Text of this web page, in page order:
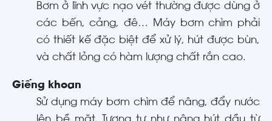
Bơm ở lĩnh vực nạo vét thường được dùng ở
các bến, cảng, đê… Máy bơm chìm phải
có thiết kế đặc biệt để xử lý, hút được bùn,
và chất lỏng có hàm lượng chất rắn cao.
Giếng khoan
Sử dụng máy bơm chìm để nâng, đẩy nước